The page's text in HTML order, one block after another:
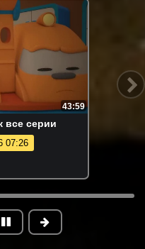
43:59
все серии
07:26